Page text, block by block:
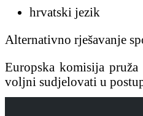
hrvatski jezik
Alternativno rješavanje
Europska komisija
voljni sudjelovati u